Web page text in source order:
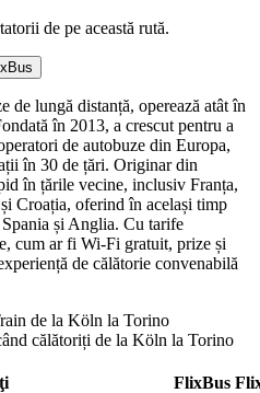
de pe această rută.
lungă distanță, operează atât în
în 2013, a crescut pentru a
de autobuze din Europa,
în 30 de țări. Originar din
în țările vecine, inclusiv Franța,
Croația, oferind în același timp
și Anglia. Cu tarife
cum ar fi Wi-Fi gratuit, prize și
de călătorie convenabilă
de la Köln la Torino
călătoriți de la Köln la Torino
FlixBus